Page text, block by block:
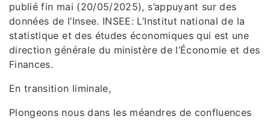
publié fin mai (20/05/2025), s’appuyant sur des
données de l’Insee. INSEE: L’Institut national de la
statistique et des études économiques qui est une
direction générale du ministère de l’Économie et des
Finances.
En transition liminale,
Plongeons nous dans les méandres de confluences